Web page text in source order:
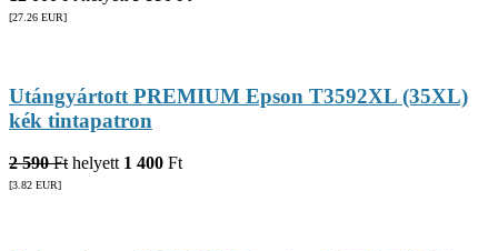
[27.26 EUR]
Utángyártott PREMIUM Epson T3592XL (35XL)
kék tintapatron
2 590 Ft helyett 1 400 Ft
[3.82 EUR]